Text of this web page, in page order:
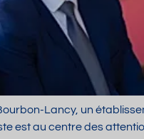
Lancy, un
est au centre des